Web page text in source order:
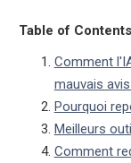
Table of Contents
Comment
mauvais
Pourquoi
Meilleurs
Comment